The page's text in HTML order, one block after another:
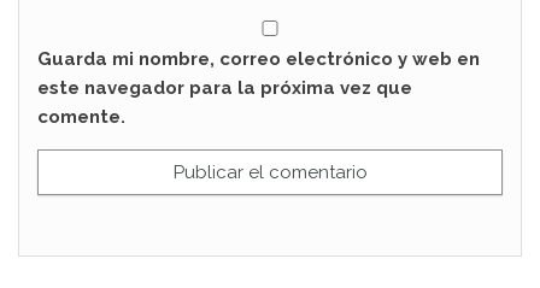
Guarda mi nombre, correo electrónico y web en
este navegador para la próxima vez que
comente.